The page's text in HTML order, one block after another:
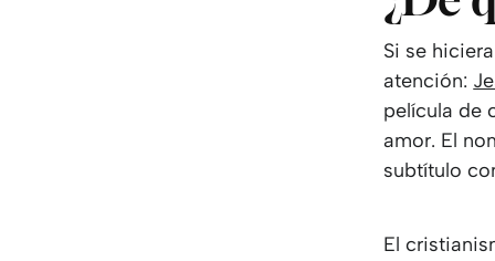
Si se
atención:
película de
amor. El
subtítulo
El